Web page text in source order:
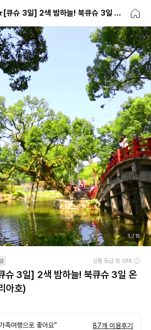
★출발확정★[큐슈 3일] 2색 밤하늘! 북큐슈 3일 온천 호텔(뉴카멜리아호)
1 / 15
상품 등급 및 상태
3일] 2색 밤하늘! 북큐슈 3일 온
아호)
족여행으로 좋아요” 87개 이용후기